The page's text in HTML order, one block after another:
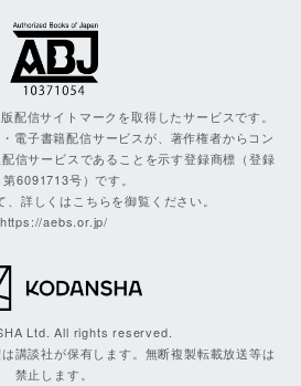
配信サイトマークを取得したサービスです。
電子書籍配信サービスが、著作権者からコン
信サービスであることを示す登録商標（登録
6091713号）です。
詳しくはこちらを御覧ください。
https://aebs.or.jp/
Ltd. All rights reserved.
講談社が保有します。無断複製転載放送等は
禁止します。